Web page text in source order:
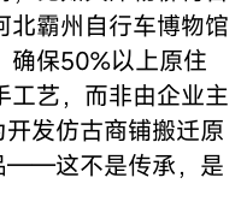
北霸州自行车博物馆
确保50%以上原住
工艺，而非由企业主
发仿古商铺搬迁原
——这不是传承，是